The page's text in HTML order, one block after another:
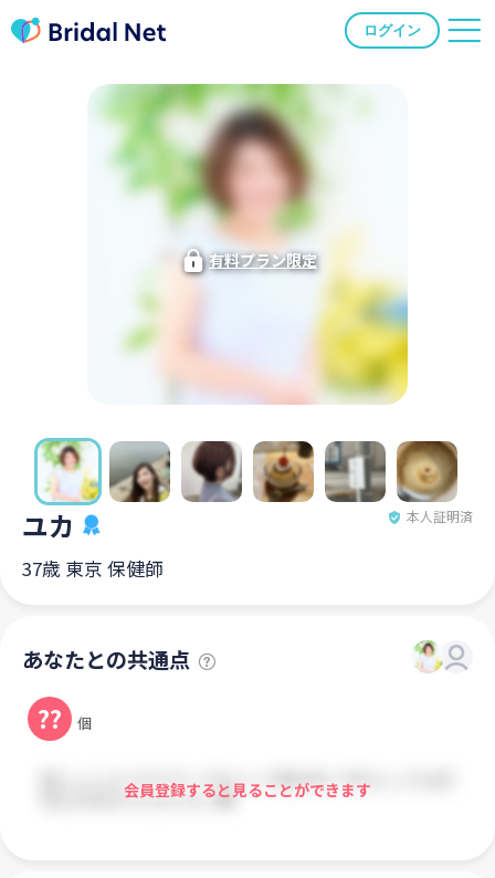
ログイン
有料プラン限定
ユカ 本人証明済
37歳 東京 保健師
あなたとの共通点
?? 個
会員登録すると見ることができます